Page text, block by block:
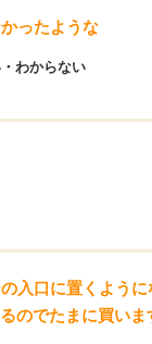
ったような
わからない
入口に置くように
のでたまに買いま